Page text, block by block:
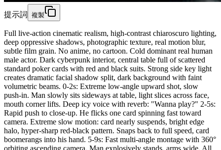
提示詞 複製
Full live-action cinematic realism, high-contrast chiaroscuro lighting,
deep oppressive shadows, photographic texture, real motion blur,
subtle film grain. No anime, no cartoon. Cold dominant real human
male actor. Dark cyberpunk interior, central table full of scattered
standard poker cards with red and black suits. Strong side key light
creates dramatic facial shadow split, dark background with faint
volumetric beams. 0-2s: Extreme low-angle upward shot, slow
push-in. Man slowly sits sideways at table, light slices across face,
mouth corner lifts. Deep icy voice with reverb: "Wanna play?" 2-5s:
Rapid push to close-up. He flicks one card spinning fast toward
camera. Extreme slow motion: card nearly suspends, bright edge
halo, hyper-sharp red-black pattern. Snaps back to full speed, card
boomerangs into his hand. 5-9s: Fast multi-angle montage with 360°
orbiting ascending camera. Man explosively stands, arms wide. All